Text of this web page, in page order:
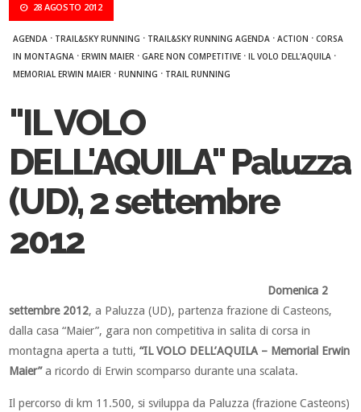
28 AGOSTO 2012
AGENDA · TRAIL&SKY RUNNING · TRAIL&SKY RUNNING AGENDA ·ACTION ·CORSA
IN MONTAGNA ·ERWIN MAIER ·GARE NON COMPETITIVE ·IL VOLO DELL'AQUILA ·
MEMORIAL ERWIN MAIER ·RUNNING · TRAIL RUNNING
"IL VOLO
DELL'AQUILA" Paluzza
(UD), 2 settembre
2012
Domenica 2
settembre 2012, a Paluzza (UD), partenza frazione di Casteons,
dalla casa “Maier”, gara non competitiva in salita di corsa in
montagna aperta a tutti,“IL VOLO DELL’AQUILA – Memorial Erwin
Maier”a ricordo di Erwin scomparso durante una scalata.
Il percorso di km 11.500, si sviluppa da Paluzza (frazione Casteons)